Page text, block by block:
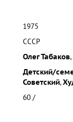
1975
СССР
Олег Табаков,
Детский/
Советский,
60 /